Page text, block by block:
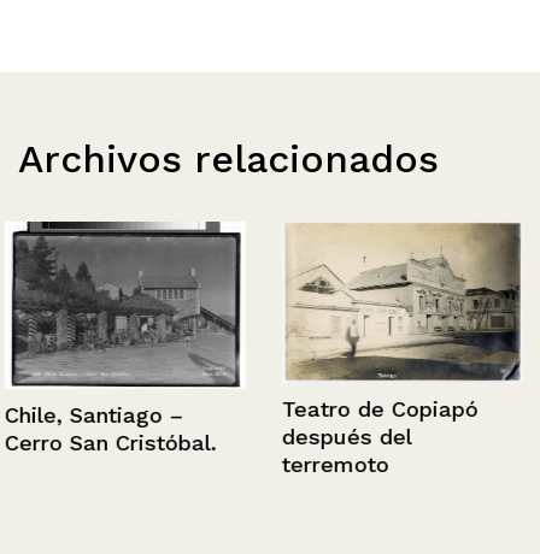
Archivos relacionados
Chile, Santiago –
Cerro San Cristóbal.
Teatro de Copiapó
después del
terremoto